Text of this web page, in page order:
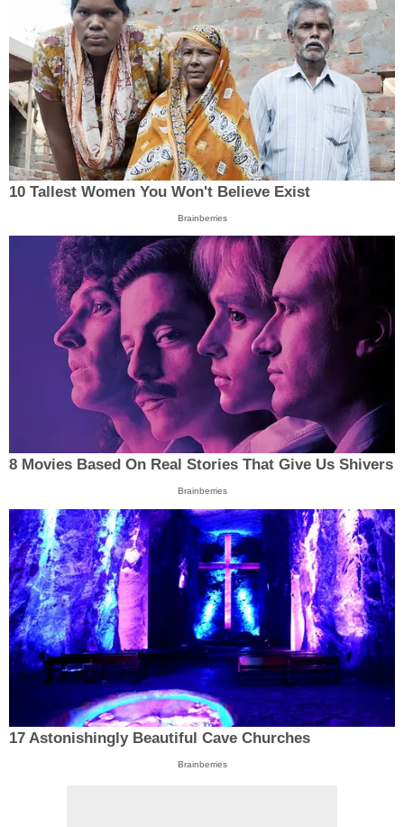
10 Tallest Women You Won't Believe Exist
Brainberries
8 Movies Based On Real Stories That Give Us Shivers
Brainberries
17 Astonishingly Beautiful Cave Churches
Brainberries